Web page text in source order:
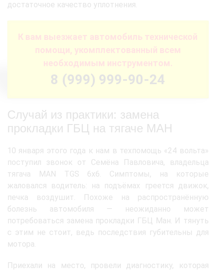
достаточное качество уплотнения.
К вам выезжает автомобиль технической
помощи, укомплектованный всем
необходимым инструментом.
8 (999) 999-90-24
Случай из практики: замена
прокладки ГБЦ на тягаче МАН
10 января этого года к нам в техпомощь «24 вольта»
поступил звонок от Семёна Павловича, владельца
тягача MAN TGS 6x6. Симптомы, на которые
жаловался водитель: на подъёмах греется движок,
печка воздушит. Похоже на распространённую
болезнь автомобиля — неожиданно может
потребоваться замена прокладки ГБЦ Ман. И тянуть
с этим не стоит, ведь последствия губительны для
мотора.
Приехали на место, провели диагностику, которая